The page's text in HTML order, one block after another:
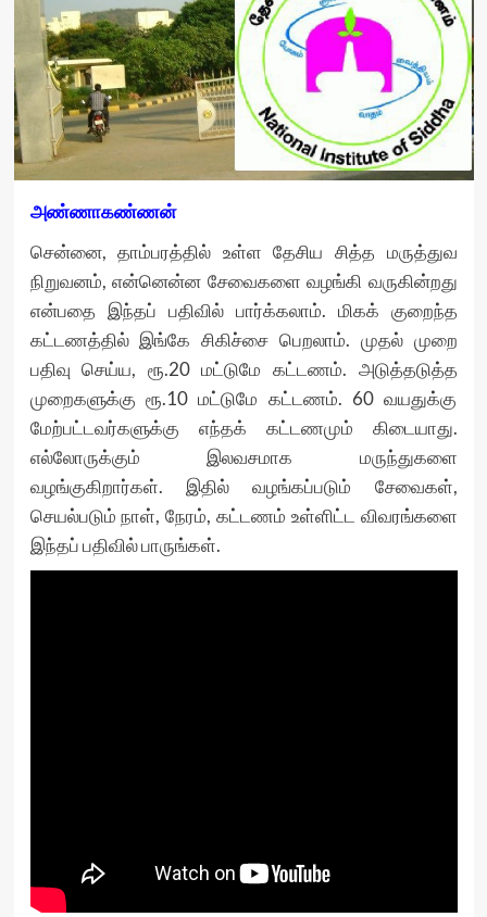
அண்ணாகண்ணன்
சென்னை, தாம்பரத்தில் உள்ள தேசிய சித்த மருத்துவ
நிறுவனம், என்னென்ன சேவைகளை வழங்கி வருகின்றது
என்பதை இந்தப் பதிவில் பார்க்கலாம். மிகக் குறைந்த
கட்டணத்தில் இங்கே சிகிச்சை பெறலாம். முதல் முறை
பதிவு செய்ய, ரூ.20 மட்டுமே கட்டணம். அடுத்தடுத்த
முறைகளுக்கு ரூ.10 மட்டுமே கட்டணம். 60 வயதுக்கு
மேற்பட்டவர்களுக்கு எந்தக் கட்டணமும் கிடையாது.
எல்லோருக்கும் இலவசமாக மருந்துகளை
வழங்குகிறார்கள். இதில் வழங்கப்படும் சேவைகள்,
செயல்படும் நாள், நேரம், கட்டணம் உள்ளிட்ட விவரங்களை
இந்தப் பதிவில் பாருங்கள்.